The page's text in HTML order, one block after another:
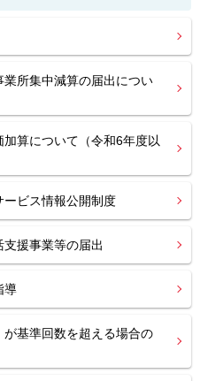
所集中減算の届出につい
算について（令和6年度以
ビス情報公開制度
援事業等の届出
導
基準回数を超える場合の